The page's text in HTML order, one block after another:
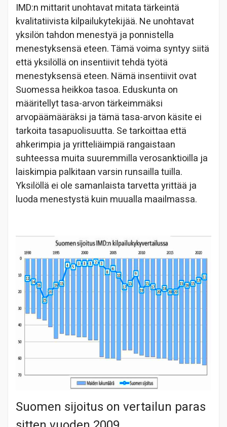
IMD:n mittarit unohtavat mitata tärkeintä
kvalitatiivista kilpailukytekijää. Ne unohtavat
yksilön tahdon menestyä ja ponnistella
menestyksensä eteen. Tämä voima syntyy siitä
että yksilöllä on insentiivit tehdä työtä
menestyksensä eteen. Nämä insentiivit ovat
Suomessa heikkoa tasoa. Eduskunta on
määritellyt tasa-arvon tärkeimmäksi
arvopäämääräksi ja tämä tasa-arvon käsite ei
tarkoita tasapuolisuutta. Se tarkoittaa että
ahkerimpia ja yritteliäimpiä rangaistaan
suhteessa muita suuremmilla verosanktioilla ja
laiskimpia palkitaan varsin runsailla tuilla.
Yksilöllä ei ole samanlaista tarvetta yrittää ja
luoda menestystä kuin muualla maailmassa.
Suomen sijoitus on vertailun paras